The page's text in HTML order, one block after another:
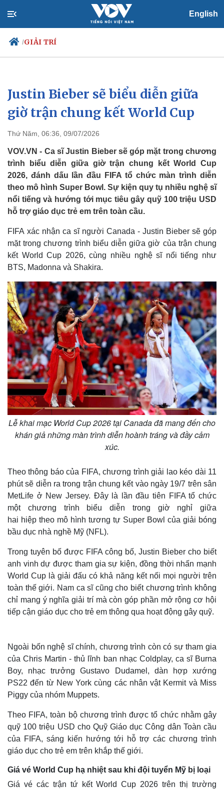
English
/GIẢI TRÍ
Chính trị
Đảng
Tổ chức nhân sự
Nhận diện sự thật
Xã hội
Tin 24h
Dự báo thời tiết
Việc làm
Biển đảo
Justin Bieber sẽ biểu diễn giữa
giờ trận chung kết World Cup
Thứ Năm, 06:36, 09/07/2026
VOV.VN - Ca sĩ Justin Bieber sẽ góp mặt trong chương
trình biểu diễn giữa giờ trận chung kết World Cup
2026, đánh dấu lần đầu FIFA tổ chức màn trình diễn
theo mô hình Super Bowl. Sự kiện quy tụ nhiều nghệ sĩ
nổi tiếng và hướng tới mục tiêu gây quỹ 100 triệu USD
hỗ trợ giáo dục trẻ em trên toàn cầu.
FIFA xác nhận ca sĩ người Canada - Justin Bieber sẽ góp
mặt trong chương trình biểu diễn giữa giờ của trận chung
kết World Cup 2026, cùng nhiều nghệ sĩ nổi tiếng như
BTS, Madonna và Shakira.
Lễ khai mạc World Cup 2026 tại Canada đã mang đến cho
khán giả những màn trình diễn hoành tráng và đầy cảm
xúc.
Theo thông báo của FIFA, chương trình giải lao kéo dài 11
phút sẽ diễn ra trong trận chung kết vào ngày 19/7 trên sân
MetLife ở New Jersey. Đây là lần đầu tiên FIFA tổ chức
một chương trình biểu diễn trong giờ nghỉ giữa
hai hiệp theo mô hình tương tự Super Bowl của giải bóng
bầu dục nhà nghề Mỹ (NFL).
Trong tuyên bố được FIFA công bố, Justin Bieber cho biết
anh vinh dự được tham gia sự kiện, đồng thời nhấn mạnh
World Cup là giải đấu có khả năng kết nối mọi người trên
toàn thế giới. Nam ca sĩ cũng cho biết chương trình không
chỉ mang ý nghĩa giải trí mà còn góp phần mở rộng cơ hội
tiếp cận giáo dục cho trẻ em thông qua hoạt động gây quỹ.
Ngoài bốn nghệ sĩ chính, chương trình còn có sự tham gia
của Chris Martin - thủ lĩnh ban nhạc Coldplay, ca sĩ Burna
Boy, nhạc trưởng Gustavo Dudamel, dàn hợp xướng
PS22 đến từ New York cùng các nhân vật Kermit và Miss
Piggy của nhóm Muppets.
Theo FIFA, toàn bộ chương trình được tổ chức nhằm gây
quỹ 100 triệu USD cho Quỹ Giáo dục Công dân Toàn cầu
của FIFA, sáng kiến hướng tới hỗ trợ các chương trình
giáo dục cho trẻ em trên khắp thế giới.
Giá vé World Cup hạ nhiệt sau khi đội tuyển Mỹ bị loại
Giá vé các trận tứ kết World Cup 2026 trên thị trường